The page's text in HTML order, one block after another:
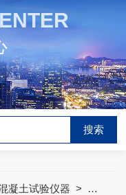
凝土试验仪器 > 补偿混